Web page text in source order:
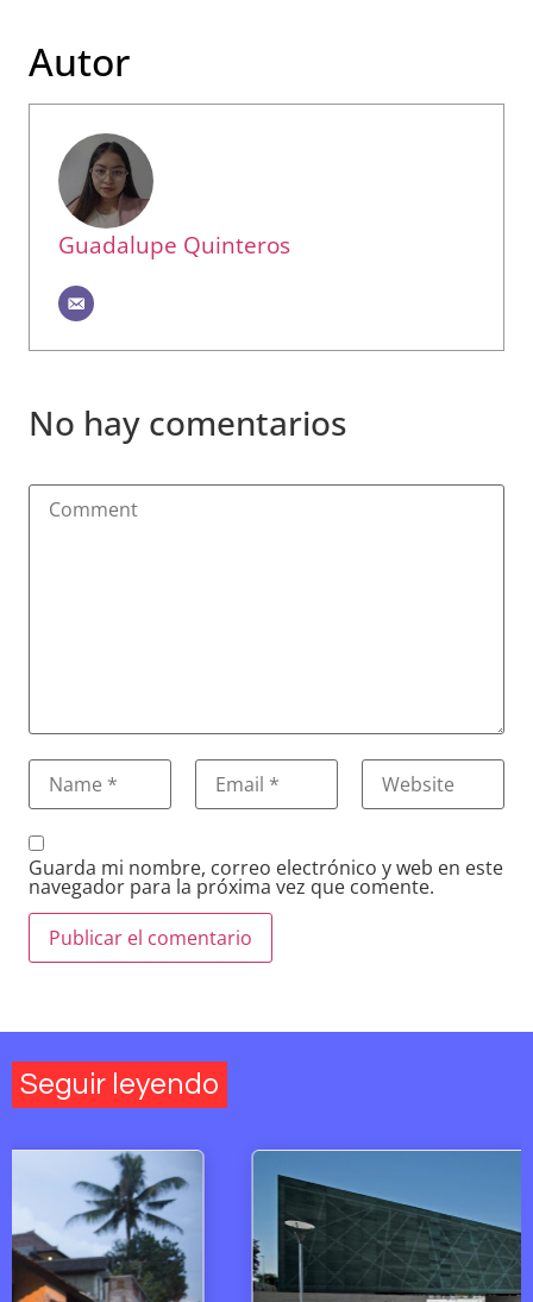
Autor
Guadalupe Quinteros
No hay comentarios
Guarda mi nombre, correo electrónico y web en este
navegador para la próxima vez que comente.
Seguir leyendo